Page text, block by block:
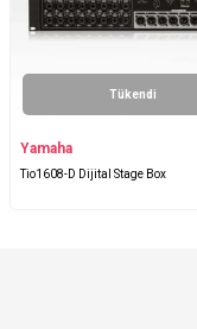
Tükendi
Yamaha
Tio1608-D Dijital Stage Box